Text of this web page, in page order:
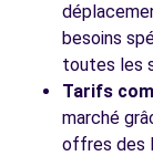
besoins
toutes les
Tarifs
marché
offres des